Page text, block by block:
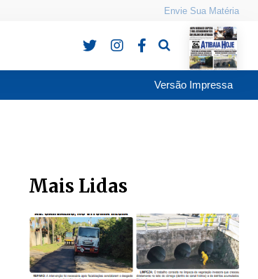
Envie Sua Matéria
Pesquisa
Versão Impressa
Mais Lidas